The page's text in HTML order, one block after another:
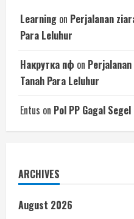
Learning on Perjalanan
Para Leluhur
Накрутка пф on
Tanah Para Leluhur
Entus on Pol PP Gagal
ARCHIVES
August 2026